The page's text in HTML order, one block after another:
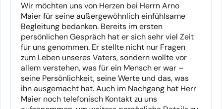
Wir möchten uns von Herzen bei Herrn Arno
Maier für seine außergewöhnlich einfühlsame
Begleitung bedanken. Bereits im ersten
persönlichen Gespräch hat er sich sehr viel Zeit
für uns genommen. Er stellte nicht nur Fragen
zum Leben unseres Vaters, sondern wollte vor
allem verstehen, was für ein Mensch er war –
seine Persönlichkeit, seine Werte und das, was
ihn ausgemacht hat. Auch im Nachgang hat Herr
Maier noch telefonisch Kontakt zu uns